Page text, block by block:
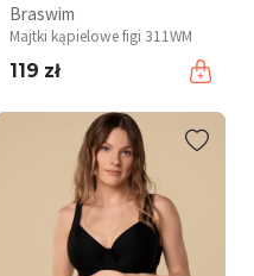
Braswim
Majtki kąpielowe figi 311WM
119 zł